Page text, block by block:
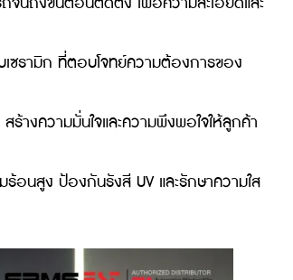
รวมถึงการอบรมช่างและการยืนยันคุณภาพ
ดตั้งครบ จบในที่เดียวภายใต้มาตรฐานของ
ะดับสากล ทำให้มั่นใจในคุณภาพของการ
ภาพรถจนถึงขั้นตอนติดตั้ง เพื่อความละเ
เคลือบเซรามิก ที่ตอบโจทย์ความต้องการ